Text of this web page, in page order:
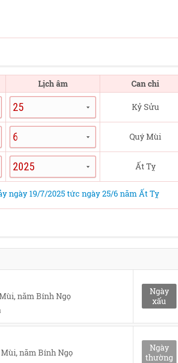
Lịch âm Can chi
Kỷ Sửu
Quý Mùi
Ất Tỵ
ngày 19/7/2025 tức ngày 25/6 năm Ất Tỵ
năm Bính Ngọ
Ngày
xấu
năm Bính Ngọ
Ngày
thường